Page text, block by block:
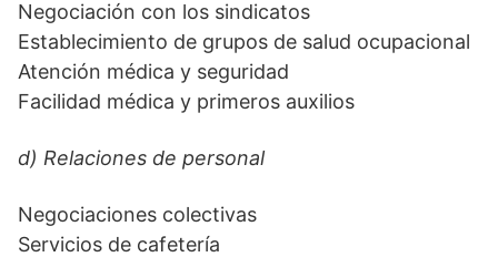
Negociación con los sindicatos
Establecimiento de grupos de salud ocupacional
Atención médica y seguridad
Facilidad médica y primeros auxilios
d) Relaciones de personal
Negociaciones colectivas
Servicios de cafetería